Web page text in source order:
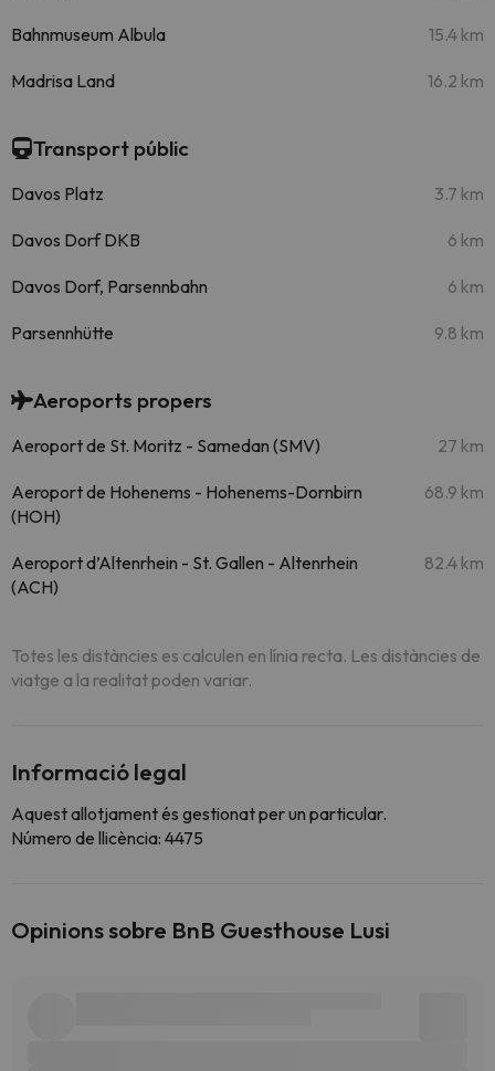
Bahnmuseum Albula 15.4 km
Madrisa Land 16.2 km
Transport públic
Davos Platz 3.7 km
Davos Dorf DKB 6 km
Davos Dorf, Parsennbahn 6 km
Parsennhütte 9.8 km
Aeroports propers
Aeroport de St. Moritz - Samedan (SMV) 27 km
Aeroport de Hohenems - Hohenems-Dornbirn
(HOH)
68.9 km
Aeroport d’Altenrhein - St. Gallen - Altenrhein
(ACH)
82.4 km
Totes les distàncies es calculen en línia recta. Les distàncies de
viatge a la realitat poden variar.
Informació legal
Aquest allotjament és gestionat per un particular.
Número de llicència: 4475
Opinions sobre BnB Guesthouse Lusi